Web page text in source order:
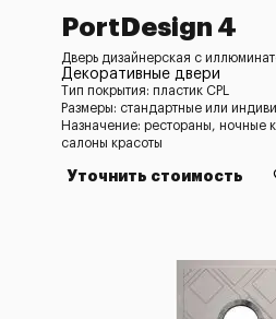
PortDesign 4
Дверь дизайнерская с
Декоративные двери
Тип покрытия: пластик CPL
Размеры: стандартные или
Назначение: рестораны, ночные
салоны красоты
Уточнить стоимость